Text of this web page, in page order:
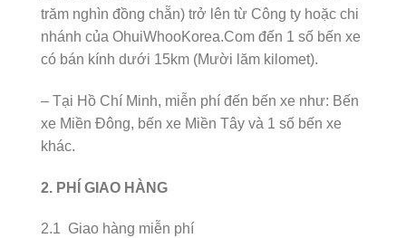
trăm nghìn đồng chẵn) trở lên từ Công ty hoặc chi
nhánh của OhuiWhooKorea.Com đến 1 số bến xe
có bán kính dưới 15km (Mười lăm kilomet).
– Tại Hồ Chí Minh, miễn phí đến bến xe như: Bến
xe Miền Đông, bến xe Miền Tây và 1 số bến xe
khác.
2. PHÍ GIAO HÀNG
2.1 Giao hàng miễn phí